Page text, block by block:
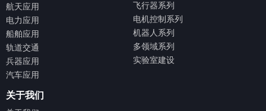
航天应用
电力应用
船舶应用
轨道交通
兵器应用
汽车应用
飞行器系列
电机控制系列
机器人系列
多领域系列
实验室建设
关于我们